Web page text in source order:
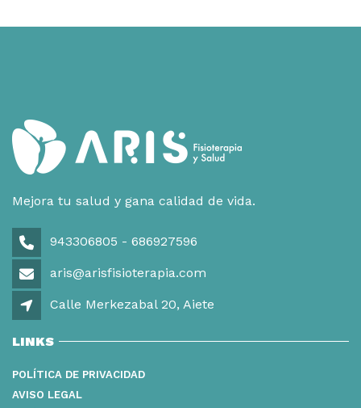
Mejora tu salud y gana calidad de vida.
943306805 - 686927596
aris@arisfisioterapia.com
Calle Merkezabal 20, Aiete
LINKS
POLÍTICA DE PRIVACIDAD
AVISO LEGAL